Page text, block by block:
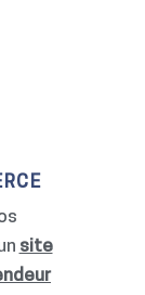
site